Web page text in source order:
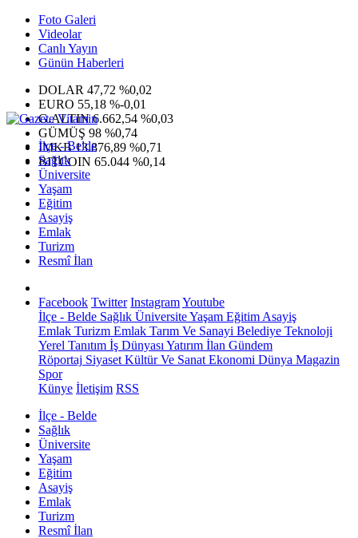
Foto Galeri
Videolar
Canlı Yayın
Günün Haberleri
DOLAR 47,72 %0,02
EURO 55,18 %-0,01
G.ALTIN6.662,54 %0,03
GÜMÜŞ 98 %0,74
IMKB13.876,89 %0,71
BITCOIN 65.044 %0,14
İlçe - Belde
Sağlık
Üniversite
Yaşam
Eğitim
Asayiş
Emlak
Turizm
Resmî İlan
Facebook Twitter InstagramYoutube
İlçe - Belde Sağlık ÜniversiteYaşam Eğitim Asayiş
Emlak Turizm Emlak Tarım Ve Sanayi Belediye Teknoloji
Yerel Tanıtım İş Dünyası Yatırım İlan Gündem
Röportaj Siyaset Kültür Ve Sanat Ekonomi Dünya Magazin
Spor
Künye İletişim RSS
İlçe - Belde
Sağlık
Üniversite
Yaşam
Eğitim
Asayiş
Emlak
Turizm
Resmî İlan